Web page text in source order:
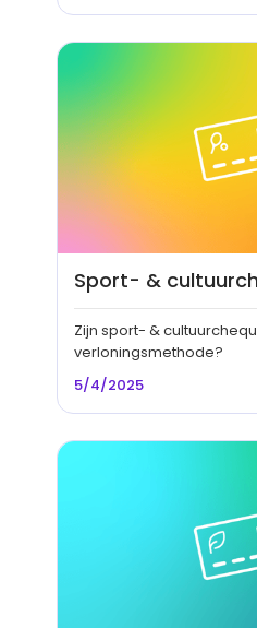
Sport- &
Zijn sport- &
verloningsmethode?
5/4/2025